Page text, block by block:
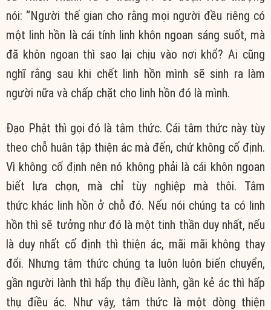
nói: “Người thế gian cho rằng mọi người đều riêng có
một linh hồn là cái tính linh khôn ngoan sáng suốt, mà
đã khôn ngoan thì sao lại chịu vào nơi khổ? Ai cũng
nghĩ rằng sau khi chết linh hồn mình sẽ sinh ra làm
người nữa và chấp chặt cho linh hồn đó là mình.
Đạo Phật thì gọi đó là tâm thức. Cái tâm thức này tùy
theo chỗ huân tập thiện ác mà đến, chứ không cố định.
Vì không cố định nên nó không phải là cái khôn ngoan
biết lựa chọn, mà chỉ tùy nghiệp mà thôi. Tâm
thức khác linh hồn ở chỗ đó. Nếu nói chúng ta có linh
hồn thì sẽ tưởng như đó là một tinh thần duy nhất, nếu
là duy nhất cố định thì thiện ác, mãi mãi không thay
đổi. Nhưng tâm thức chúng ta luôn luôn biến chuyển,
gần người lành thì hấp thụ điều lành, gần kẻ ác thì hấp
thụ điều ác. Như vậy, tâm thức là một dòng thiện